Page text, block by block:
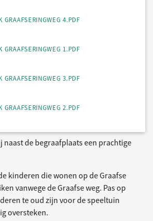
GRAAFSERINGWEG 4.PDF
GRAAFSERINGWEG 1.PDF
GRAAFSERINGWEG 3.PDF
GRAAFSERINGWEG 2.PDF
naast de begraafplaats een prachtige
kinderen die wonen op de Graafse
vanwege de Graafse weg. Pas op
te oud zijn voor de speeltuin
oversteken.